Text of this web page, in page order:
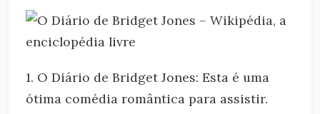
1. O Diário de Bridget Jones: Esta é uma
ótima comédia romântica para assistir.